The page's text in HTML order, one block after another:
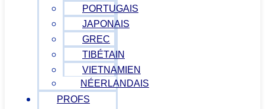
PORTUGAIS
JAPONAIS
GREC
TIBÉTAIN
VIETNAMIEN
NÉERLANDAIS
PROFS